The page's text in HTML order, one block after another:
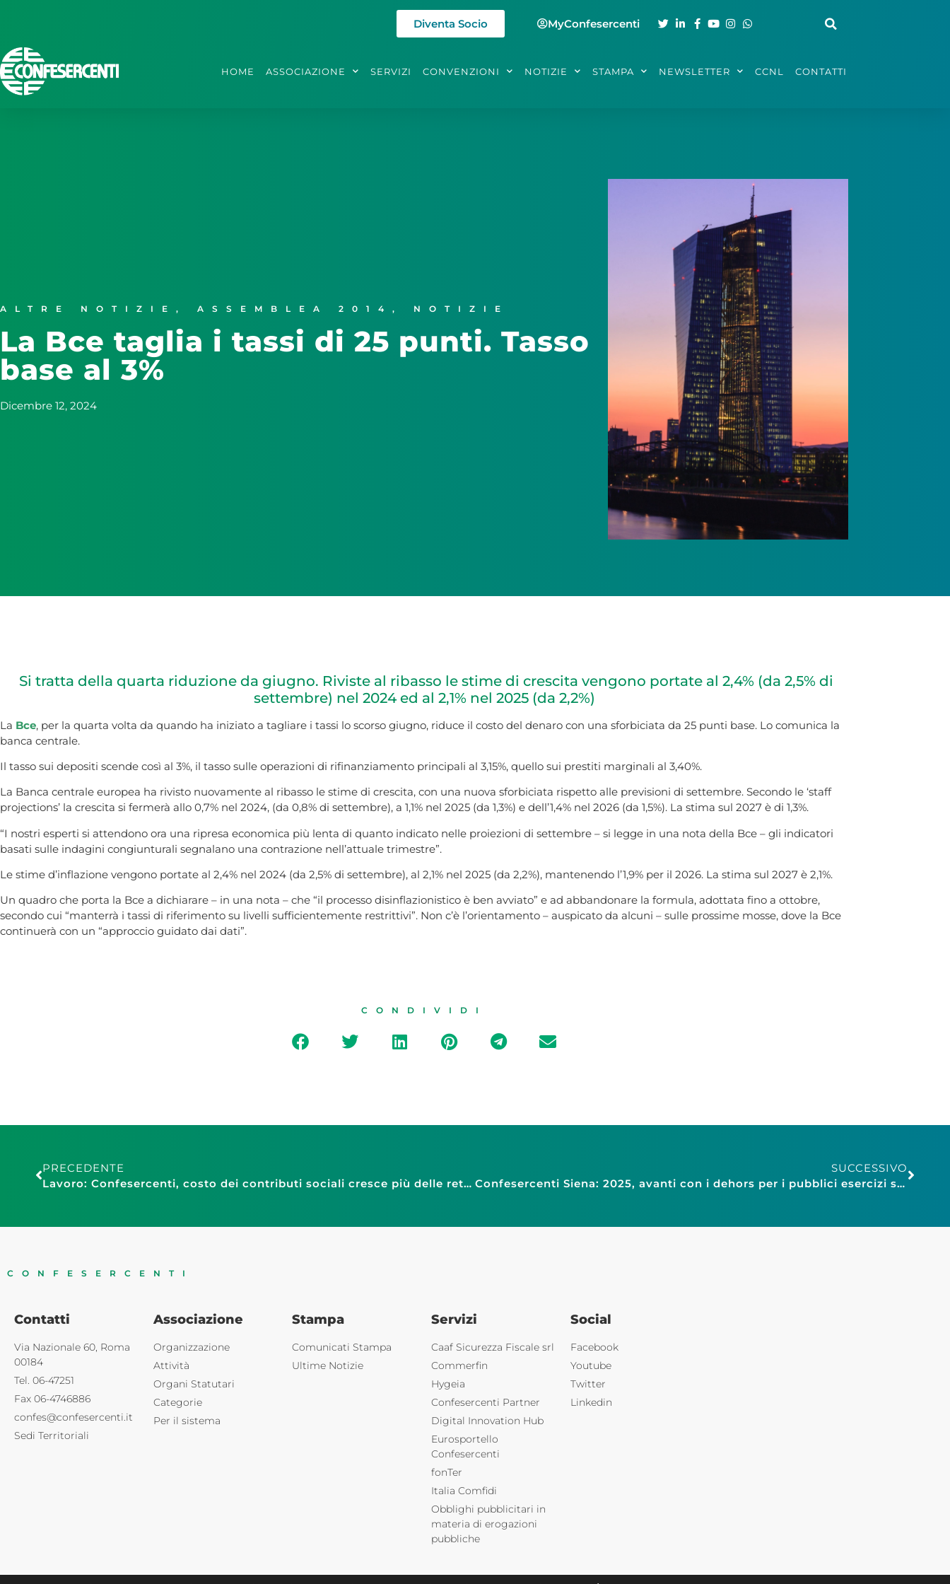
Diventa Socio MyConfesercenti
HOME ASSOCIAZIONE SERVIZI CONVENZIONI NOTIZIE STAMPA NEWSLETTER CCNL CONTATTI
ALTRE NOTIZIE , ASSEMBLEA 2014 , NOTIZIE
La Bce taglia i tassi di 25 punti. Tasso
base al 3%
Dicembre 12, 2024
Si tratta della quarta riduzione da giugno. Riviste al ribasso le stime di crescita vengono portate al 2,4% (da 2,5% di
settembre) nel 2024 ed al 2,1% nel 2025 (da 2,2%)
La Bce, per la quarta volta da quando ha iniziato a tagliare i tassi lo scorso giugno, riduce il costo del denaro con una sforbiciata da 25 punti base. Lo comunica la
banca centrale.
Il tasso sui depositi scende così al 3%, il tasso sulle operazioni di rifinanziamento principali al 3,15%, quello sui prestiti marginali al 3,40%.
La Banca centrale europea ha rivisto nuovamente al ribasso le stime di crescita, con una nuova sforbiciata rispetto alle previsioni di settembre. Secondo le ‘staff
projections’ la crescita si fermerà allo 0,7% nel 2024, (da 0,8% di settembre), a 1,1% nel 2025 (da 1,3%) e dell’1,4% nel 2026 (da 1,5%). La stima sul 2027 è di 1,3%.
“I nostri esperti si attendono ora una ripresa economica più lenta di quanto indicato nelle proiezioni di settembre – si legge in una nota della Bce – gli indicatori
basati sulle indagini congiunturali segnalano una contrazione nell’attuale trimestre”.
Le stime d’inflazione vengono portate al 2,4% nel 2024 (da 2,5% di settembre), al 2,1% nel 2025 (da 2,2%), mantenendo l’1,9% per il 2026. La stima sul 2027 è 2,1%.
Un quadro che porta la Bce a dichiarare – in una nota – che “il processo disinflazionistico è ben avviato” e ad abbandonare la formula, adottata fino a ottobre,
secondo cui “manterrà i tassi di riferimento su livelli sufficientemente restrittivi”. Non c’è l’orientamento – auspicato da alcuni – sulle prossime mosse, dove la Bce
continuerà con un “approccio guidato dai dati”.
CONDIVIDI
PRECEDENTE
Lavoro: Confesercenti, costo dei contributi sociali cresce più delle retribuzioni, servono sgravi
SUCCESSIVO
Confesercenti Siena: 2025, avanti con i dehors per i pubblici esercizi senesi
CONFESERCENTI
Contatti
Via Nazionale 60, Roma
00184
Tel. 06-47251
Fax 06-4746886
confes@confesercenti.it
Sedi Territoriali
Associazione
Organizzazione
Attività
Organi Statutari
Categorie
Per il sistema
Stampa
Comunicati Stampa
Ultime Notizie
Servizi
Caaf Sicurezza Fiscale srl
Commerfin
Hygeia
Confesercenti Partner
Digital Innovation Hub
Eurosportello
Confesercenti
fonTer
Italia Comfidi
Obblighi pubblicitari in
materia di erogazioni
pubbliche
Social
Facebook
Youtube
Twitter
Linkedin